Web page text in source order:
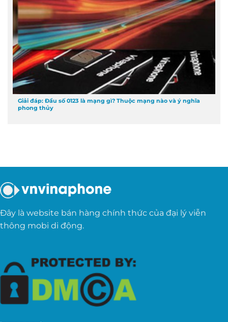
Giải đáp: Đầu số 0123 là mạng gì? Thuộc mạng nào và ý nghĩa
phong thủy
Đây là website bán hàng chính thức của đại lý viễn
thông mobi di động.